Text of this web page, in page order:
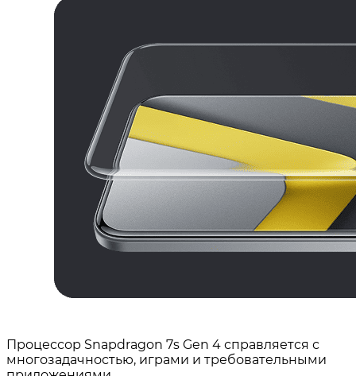
Процессор Snapdragon 7s Gen 4 справляется с
многозадачностью, играми и требовательными